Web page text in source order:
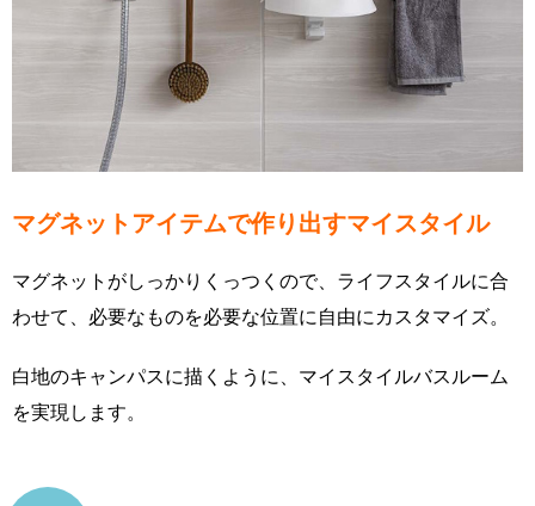
マグネットアイテムで作り出すマイスタイル
マグネットがしっかりくっつくので、ライフスタイルに合
わせて、必要なものを必要な位置に自由にカスタマイズ。
白地のキャンパスに描くように、マイスタイルバスルーム
を実現します。